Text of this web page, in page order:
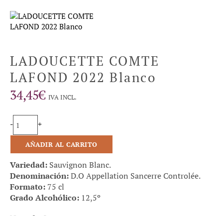
LADOUCETTE COMTE
LAFOND 2022 Blanco
34,45€ IVA INCL.
- +
AÑADIR AL CARRITO
Variedad: Sauvignon Blanc.
Denominación:D.O Appellation Sancerre Controlée.
Formato: 75 cl
Grado Alcohólico: 12,5º